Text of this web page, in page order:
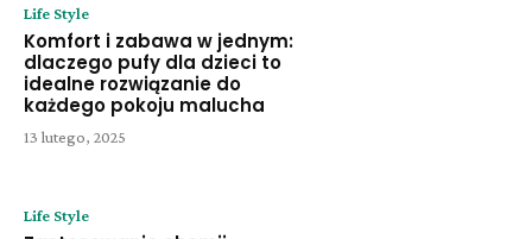
Life Style
Komfort i zabawa w jednym:
dlaczego pufy dla dzieci to
idealne rozwiązanie do
każdego pokoju malucha
13 lutego, 2025
Life Style